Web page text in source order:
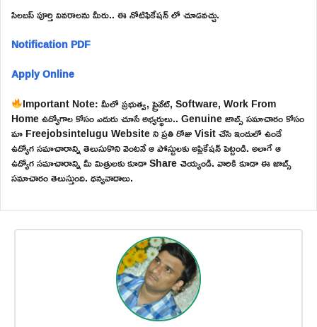
సిలబస్ పూర్తి వివరాలను మీరు.. ఈ నోటిఫికేషన్ లో చూడవచ్చు.
Notification PDF
Apply Online
Important Note: మీలో ప్రభుత్వ, ప్రైవేట్, Software, Work From
Home ఉద్యోగాల కోసం ఎదురు చూసే అభ్యర్థులు.. Genuine జాబ్స్ సమాచారం కోసం
మా Freejobsintelugu Website ని ప్రతి రోజు Visit చేసి ఇందులో ఉండే
ఉద్యోగ సమాచారాన్ని తెలుసుకొని వెంటనే ఆ పోస్టులకు అప్లికేషన్ పెట్టండి. అలాగే ఆ
ఉద్యోగ సమాచారాన్ని మీ మిత్రులకు కూడా Share చెయ్యండి. వారికి కూడా ఈ జాబ్స్
సమాచారం తెలుస్తుంది. ధన్యవాదాలు.